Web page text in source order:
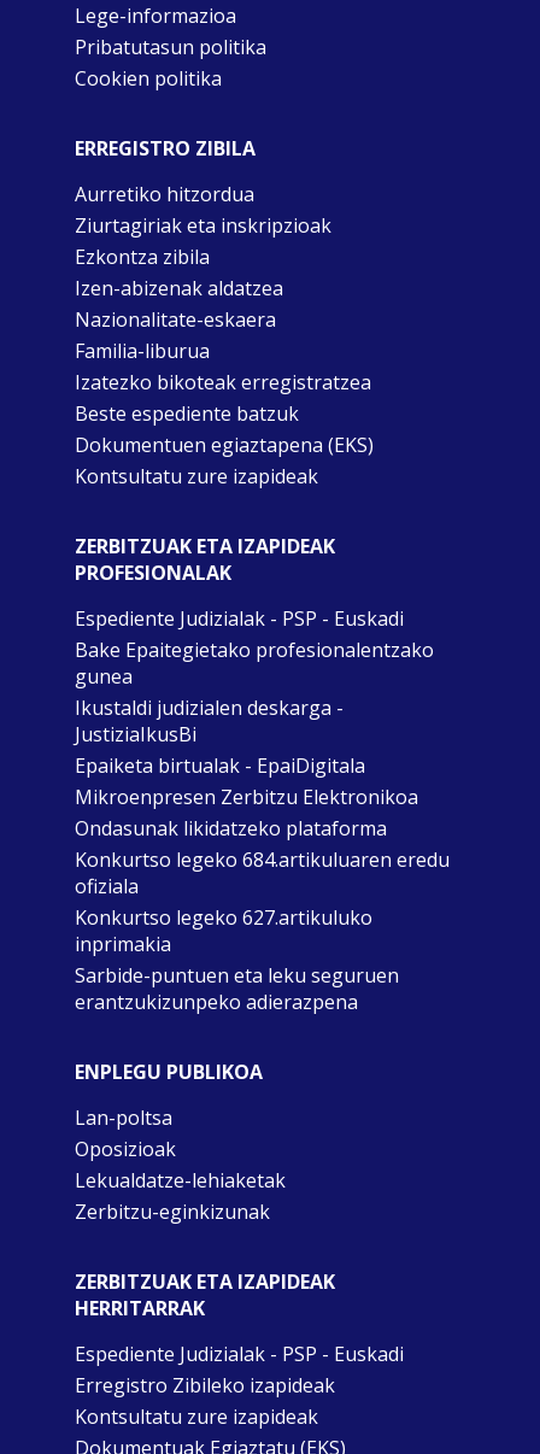
Lege-informazioa
Pribatutasun politika
Cookien politika
ERREGISTRO ZIBILA
Aurretiko hitzordua
Ziurtagiriak eta inskripzioak
Ezkontza zibila
Izen-abizenak aldatzea
Nazionalitate-eskaera
Familia-liburua
Izatezko bikoteak erregistratzea
Beste espediente batzuk
Dokumentuen egiaztapena (EKS)
Kontsultatu zure izapideak
ZERBITZUAK ETA IZAPIDEAK
PROFESIONALAK
Espediente Judizialak - PSP - Euskadi
Bake Epaitegietako profesionalentzako
gunea
Ikustaldi judizialen deskarga -
JustiziaIkusBi
Epaiketa birtualak - EpaiDigitala
Mikroenpresen Zerbitzu Elektronikoa
Ondasunak likidatzeko plataforma
Konkurtso legeko 684.artikuluaren eredu
ofiziala
Konkurtso legeko 627.artikuluko
inprimakia
Sarbide-puntuen eta leku seguruen
erantzukizunpeko adierazpena
ENPLEGU PUBLIKOA
Lan-poltsa
Oposizioak
Lekualdatze-lehiaketak
Zerbitzu-eginkizunak
ZERBITZUAK ETA IZAPIDEAK
HERRITARRAK
Espediente Judizialak - PSP - Euskadi
Erregistro Zibileko izapideak
Kontsultatu zure izapideak
Dokumentuak Egiaztatu (EKS)